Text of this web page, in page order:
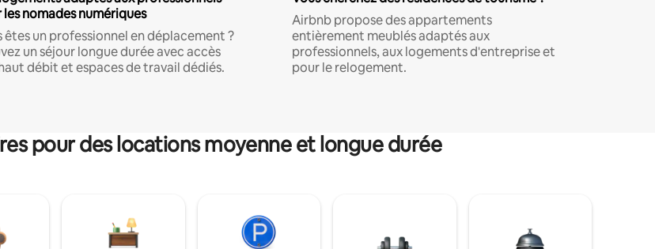
les nomades numériques
êtes un professionnel en déplacement ?
un séjour longue durée avec accès
débit et espaces de travail dédiés.
Airbnb propose des appartements
entièrement meublés adaptés aux
professionnels, aux logements d'entreprise et
pour le relogement.
pour des locations moyenne et longue durée